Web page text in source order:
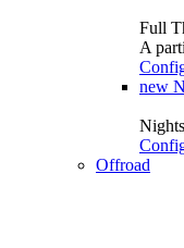
Full
A
new
Offroad